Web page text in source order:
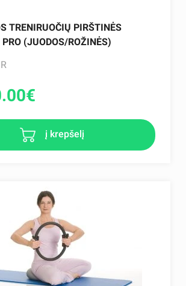
TRENIRUOČIŲ PIRŠTINĖS
PRO (JUODOS/ROŽINĖS)
€
į krepšelį